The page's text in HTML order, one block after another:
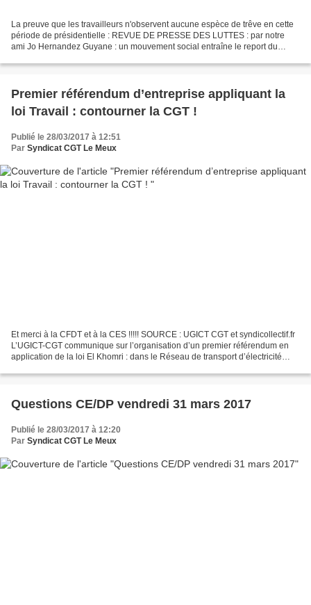
La preuve que les travailleurs n'observent aucune espèce de trêve en cette
période de présidentielle : REVUE DE PRESSE DES LUTTES : par notre
ami Jo Hernandez Guyane : un mouvement social entraîne le report du
Premier référendum d’entreprise appliquant la
loi Travail : contourner la CGT !
Publié le 28/03/2017 à 12:51
Par Syndicat CGT Le Meux
Et merci à la CFDT et à la CES !!!!! SOURCE : UGICT CGT et syndicollectif.fr
L’UGICT-CGT communique sur l’organisation d’un premier référendum en
application de la loi El Khomri : dans le Réseau de transport d’électricité
Questions CE/DP vendredi 31 mars 2017
Publié le 28/03/2017 à 12:20
Par Syndicat CGT Le Meux